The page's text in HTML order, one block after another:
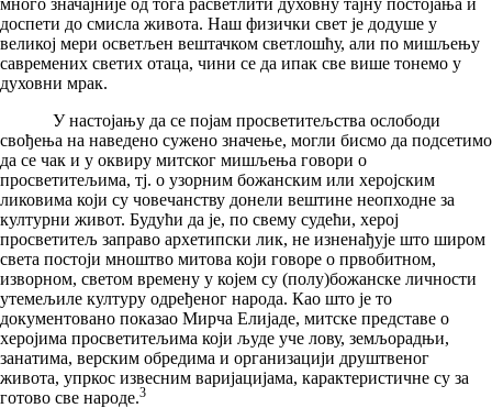
доспети до смисла живота. Наш физички свет је додуше у
великој мери осветљен вештачком светлошћу, али по мишљењу
савремених светих отаца, чини се да ипак све више тонемо у
духовни мрак.
У настојању да се појам просветитељства ослободи
свођења на наведено сужено значење, могли бисмо да подсетимо
да се чак и у оквиру митског мишљења говори о
просветитељима, тј. о узорним божанским или херојским
ликовима који су човечанству донели вештине неопходне за
културни живот. Будући да је, по свему судећи, херој
просветитељ заправо архетипски лик, не изненађује што широм
света постоји мноштво митова који говоре о првобитном,
изворном, светом времену у којем су (полу)божанске личности
утемељиле културу одређеног народа. Као што је то
документовано показао Мирча Елијаде, митске представе о
херојима просветитељима који људе уче лову, земљорадњи,
занатима, верским обредима и организацији друштвеног
живота, упркос извесним варијацијама, карактеристичне су за
готово све народе.3